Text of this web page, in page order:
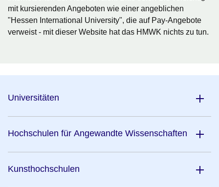
mit kursierenden Angeboten wie einer angeblichen
"Hessen International University", die auf Pay-Angebote
verweist - mit dieser Website hat das HMWK nichts zu tun.
Universitäten
Hochschulen für Angewandte Wissenschaften
Kunsthochschulen